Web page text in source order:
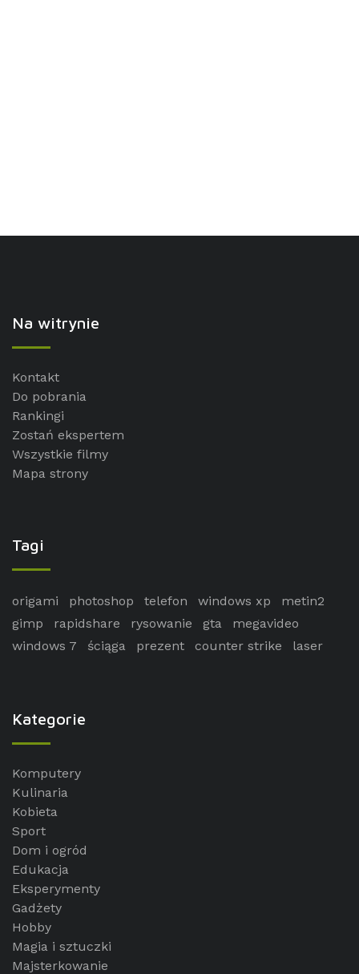
Na witrynie
Kontakt
Do pobrania
Rankingi
Zostań ekspertem
Wszystkie filmy
Mapa strony
Tagi
origami photoshop telefon windows xp
metin2
gimp
rapidshare rysowanie gta
megavideo
windows 7
ściąga prezent counter strike laser
Kategorie
Komputery
Kulinaria
Kobieta
Sport
Dom i ogród
Edukacja
Eksperymenty
Gadżety
Hobby
Magia i sztuczki
Majsterkowanie